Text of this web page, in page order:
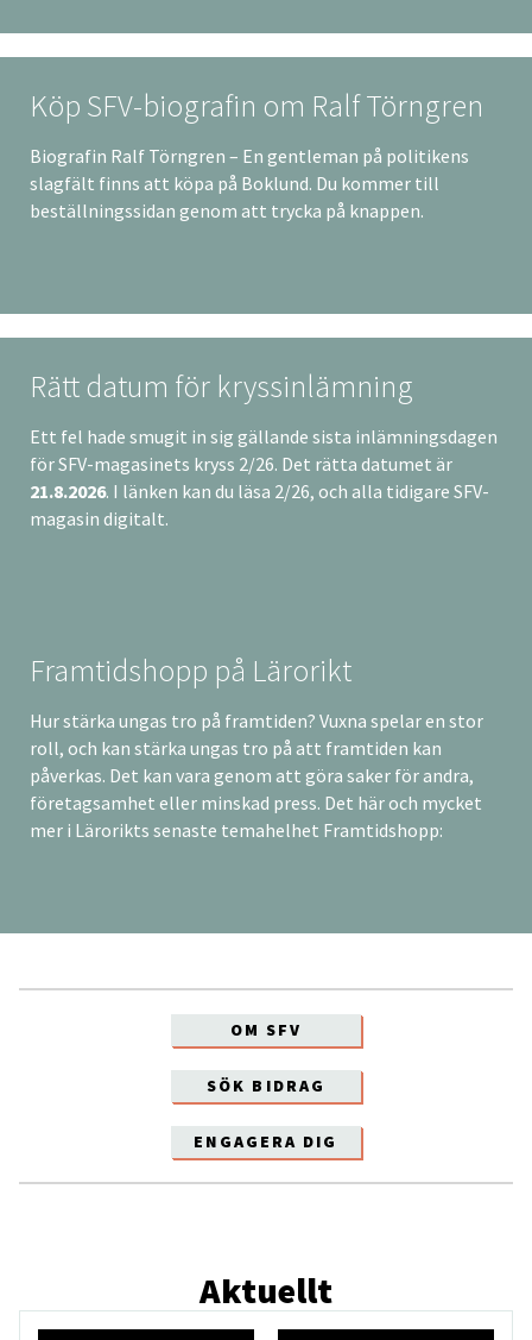
Köp SFV-biografin om Ralf Törngren
Biografin Ralf Törngren – En gentleman på politikens
slagfält finns att köpa på Boklund. Du kommer till
beställningssidan genom att trycka på knappen.
Rätt datum för kryssinlämning
Ett fel hade smugit in sig gällande sista inlämningsdagen
för SFV-magasinets kryss 2/26. Det rätta datumet är
21.8.2026. I länken kan du läsa 2/26, och alla tidigare SFV-
magasin digitalt.
Framtidshopp på Lärorikt
Hur stärka ungas tro på framtiden? Vuxna spelar en stor
roll, och kan stärka ungas tro på att framtiden kan
påverkas. Det kan vara genom att göra saker för andra,
företagsamhet eller minskad press. Det här och mycket
mer i Lärorikts senaste temahelhet Framtidshopp:
OM SFV
SÖK BIDRAG
ENGAGERA DIG
Aktuellt